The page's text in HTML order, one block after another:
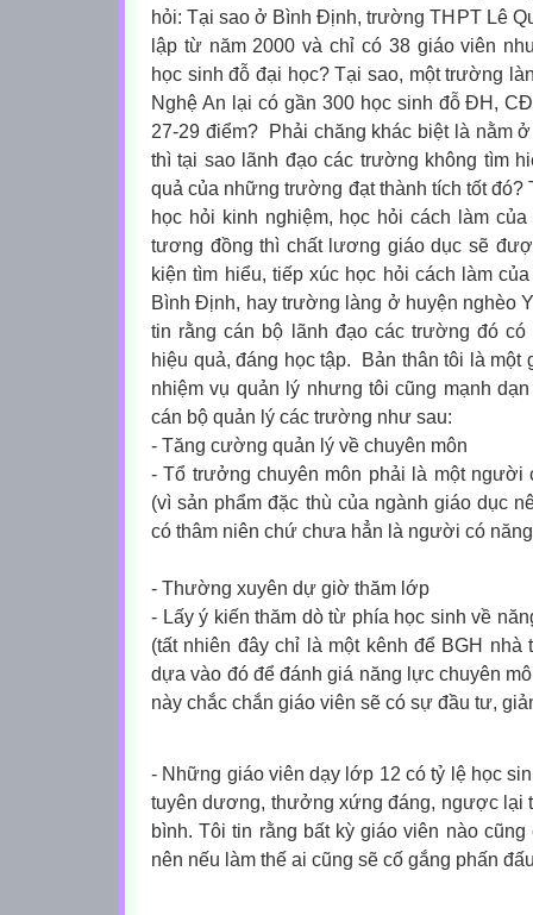
hỏi: Tại sao ở Bình Định, trường THPT Lê
lập từ năm 2000 và chỉ có 38 giáo viên
học sinh đỗ đại học? Tại sao, một trường
Nghệ An lại có gần 300 học sinh đỗ ĐH,
27-29 điểm? Phải chăng khác biệt là nằm
thì tại sao lãnh đạo các trường không tìm
quả của những trường đạt thành tích tốt đó?
học hỏi kinh nghiệm, học hỏi cách làm
tương đồng thì chất lương giáo dục sẽ
kiện tìm hiểu, tiếp xúc học hỏi cách làm
Bình Định, hay trường làng ở huyện nghèo
tin rằng cán bộ lãnh đạo các trường đó
hiệu quả, đáng học tập. Bản thân tôi là một
nhiệm vụ quản lý nhưng tôi cũng mạnh
cán bộ quản lý các trường như sau:
- Tăng cường quản lý về chuyên môn
- Tổ trưởng chuyên môn phải là một người
(vì sản phẩm đặc thù của ngành giáo dục
có thâm niên chứ chưa hẳn là người có
- Thường xuyên dự giờ thăm lớp
- Lấy ý kiến thăm dò từ phía học sinh về
(tất nhiên đây chỉ là một kênh để BGH
dựa vào đó để đánh giá năng lực chuyên
này chắc chắn giáo viên sẽ có sự đầu tư,
- Những giáo viên dạy lớp 12 có tỷ lệ học
tuyên dương, thưởng xứng đáng, ngược lại
bình. Tôi tin rằng bất kỳ giáo viên nào
nên nếu làm thế ai cũng sẽ cố gắng phấn